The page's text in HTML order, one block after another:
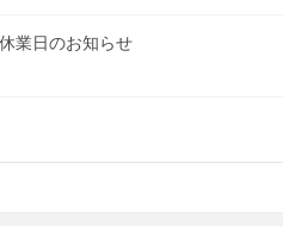
業日のお知らせ